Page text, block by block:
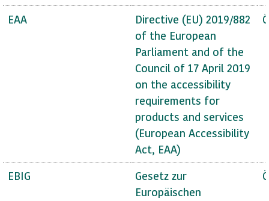
EAA
Directive (EU) 2019/882
of the European
Parliament and of the
Council of 17 April 2019
on the accessibility
requirements for
products and services
(European Accessibility
Act, EAA)
EBIG
Gesetz zur
Europäischen